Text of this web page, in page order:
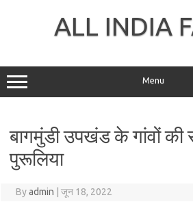
ALL INDIA
Menu
बागमुंडी उपखंड के गांवों की
पुरूलिया
Byadmin जून 18, 2022